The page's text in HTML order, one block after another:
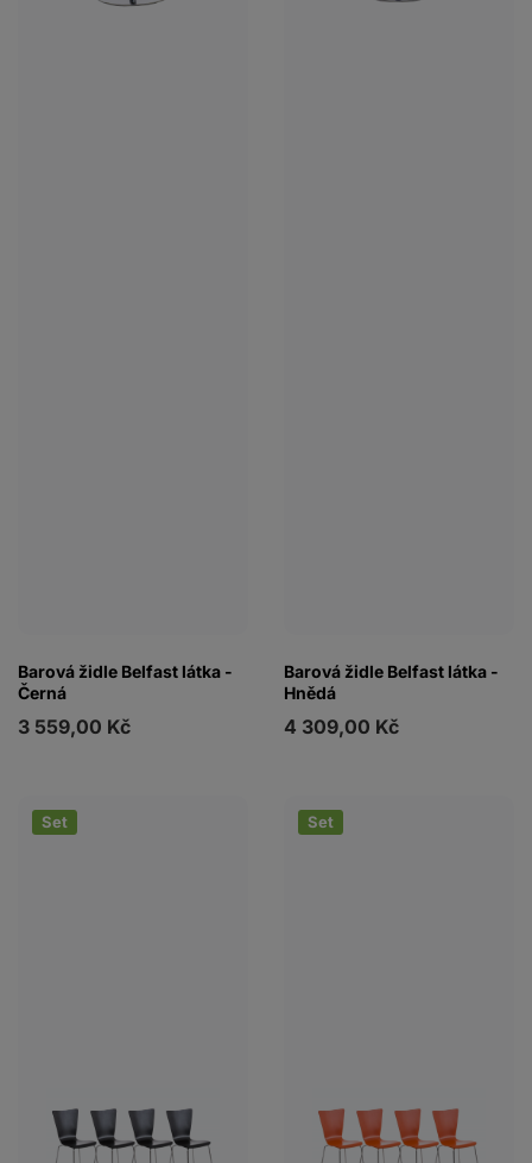
Barová židle Belfast látka -
Černá
3 559,00 Kč
Barová židle Belfast látka -
Hnědá
4 309,00 Kč
Set Set